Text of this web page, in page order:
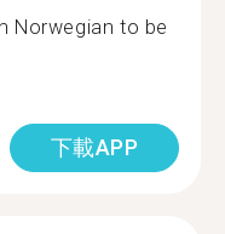
Norwegian to be
下載APP